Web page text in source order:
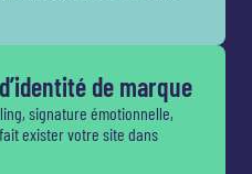
de marque
signature émotionnelle,
exister votre site dans